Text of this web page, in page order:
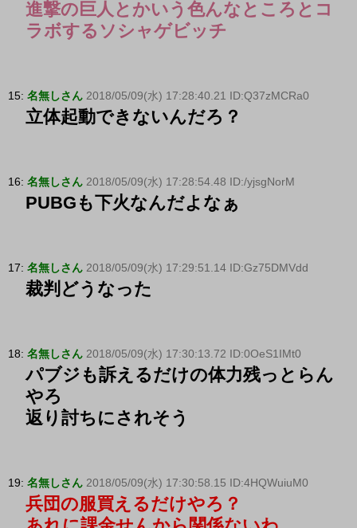
進撃の巨人とかいう色んなところとコ
ラボするソシャゲビッチ
15: 名無しさん 2018/05/09(水) 17:28:40.21 ID:Q37zMCRa0
立体起動できないんだろ？
16: 名無しさん 2018/05/09(水) 17:28:54.48 ID:/yjsgNorM
PUBGも下火なんだよなぁ
17: 名無しさん 2018/05/09(水) 17:29:51.14 ID:Gz75DMVdd
裁判どうなった
18: 名無しさん 2018/05/09(水) 17:30:13.72 ID:0OeS1IMt0
パブジも訴えるだけの体力残っとらん
やろ
返り討ちにされそう
19: 名無しさん 2018/05/09(水) 17:30:58.15 ID:4HQWuiuM0
兵団の服買えるだけやろ？